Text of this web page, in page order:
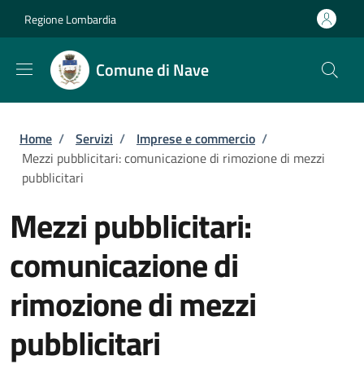
Regione Lombardia
Comune di Nave
Briciole di pane
Home / Servizi / Imprese e commercio /
Mezzi pubblicitari: comunicazione di rimozione di mezzi
pubblicitari
Mezzi pubblicitari:
comunicazione di
rimozione di mezzi
pubblicitari